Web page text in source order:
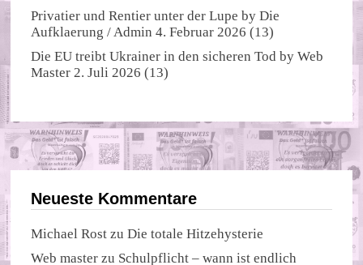
Privatier und Rentier unter der Lupe byDie
Aufklaerung / Admin 4. Februar 2026 (13)
Die EU treibt Ukrainer in den sicheren Tod byWeb
Master 2. Juli 2026 (13)
Neueste Kommentare
Michael Rost zuDie totale Hitzehysterie
Web master zu Schulpflicht – wann ist endlich